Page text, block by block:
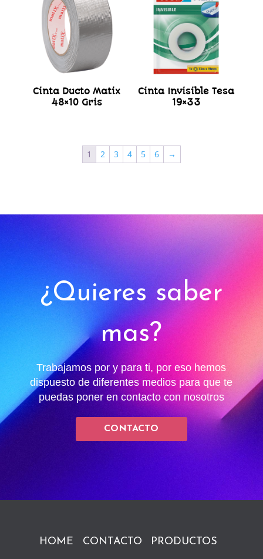
Cinta Ducto Matix
48×10 Gris
Cinta Invisible Tesa
19×33
1 2 3 4 5 6 →
¿Quieres saber
mas?
Trabajamos por y para ti, por eso hemos
dispuesto de diferentes medios para que te
puedas poner en contacto con nosotros
CONTACTO
HOME CONTACTO PRODUCTOS